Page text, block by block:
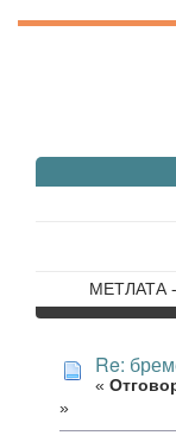
МЕТЛАТА -
Re:
«
»